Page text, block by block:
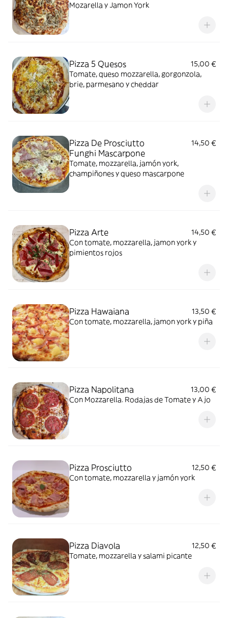
Mozarella y Jamon York
Pizza 5 Quesos
15,00 €
Tomate, queso mozzarella, gorgonzola,
brie, parmesano y cheddar
Pizza De Prosciutto
Funghi Mascarpone
14,50 €
Tomate, mozzarella, jamón york,
champiñones y queso mascarpone
Pizza Arte
14,50 €
Con tomate, mozzarella, jamon york y
pimientos rojos
Pizza Hawaiana
13,50 €
Con tomate, mozzarella, jamon york y piña
Pizza Napolitana
13,00 €
Con Mozzarella. Rodajas de Tomate y Ajo
Pizza Prosciutto
12,50 €
Con tomate, mozzarella y jamón york
Pizza Diavola
12,50 €
Tomate, mozzarella y salami picante